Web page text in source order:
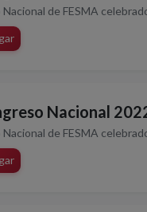
de FESMA
Nacional
de FESMA